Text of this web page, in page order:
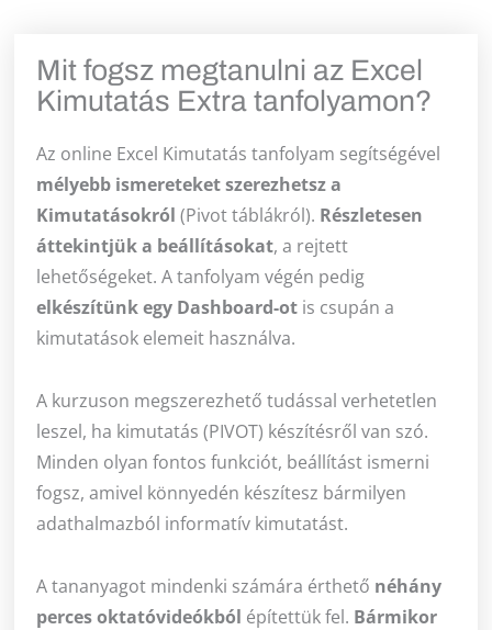
Mit fogsz megtanulni az Excel
Kimutatás Extra tanfolyamon?
Az online Excel Kimutatás tanfolyam segítségével
mélyebb ismereteket szerezhetsz a
Kimutatásokról(Pivot táblákról). Részletesen
áttekintjük a beállításokat, a rejtett
lehetőségeket. A tanfolyam végén pedig
elkészítünk egy Dashboard-ot is csupán a
kimutatások elemeit használva.
A kurzuson megszerezhető tudással verhetetlen
leszel, ha kimutatás (PIVOT) készítésről van szó.
Minden olyan fontos funkciót, beállítást ismerni
fogsz, amivel könnyedén készítesz bármilyen
adathalmazból informatív kimutatást.
A tananyagot mindenki számára érthető néhány
perces oktatóvideókból építettük fel. Bármikor